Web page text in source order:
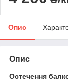
Опис
Опис
Остечення